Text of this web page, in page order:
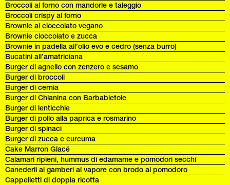
Broccoli al forno con mandorle e taleggio
Broccoli crispy al forno
Brownie al cioccolato vegano
Brownie cioccolato e zucca
Brownie in padella all’olio evo e cedro (senza burro)
Bucatini all’amatriciana
Burger di agnello con zenzero e sesamo
Burger di broccoli
Burger di cernia
Burger di Chianina con Barbabietole
Burger di lenticchie
Burger di pollo alla paprica e rosmarino
Burger di spinaci
Burger di zucca e curcuma
Cake Marron Glacé
Calamari ripieni, hummus di edamame e pomodori secchi
Canederli ai gamberi al vapore con brodo al pomodoro
Cappelletti di doppia ricotta